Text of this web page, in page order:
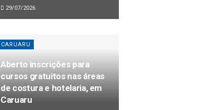
29/07/2026
CARUARU
Aberto inscrições para
cursos gratuitos nas áreas
de costura e hotelaria, em
Caruaru